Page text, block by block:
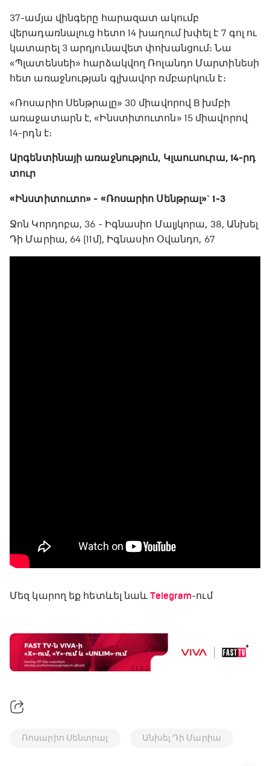
37-ամյա վինգերը հարազատ ակումբ
վերադառնալուց հետո 14 խաղում խփել է 7 գոլ ու
կատարել 3 արդյունավետ փոխանցում։ Նա
«Պլատենսեի» հարձակվող Ռոլանդո Մարտինեսի
հետ առաջնության գլխավոր ռմբարկուն է։
«Ռոսարիո Սենթրալը» 30 միավորով B խմբի
առաջատարն է, «Ինստիտուտոն» 15 միավորով
14-րդն է։
Արգենտինայի առաջնություն, Կլաուսուրա, 14-րդ
տուր
«Ինստիտուտո» - «Ռոսարիո Սենթրալ»` 1-3
Ջոն Կորդոբա, 36 - Իգնասիո Մալյկորա, 38, Անխել
Դի Մարիա, 64 (11մ), Իգնասիո Օվանդո, 67
Մեզ կարող եք հետևել նաև Telegram-ում
Ռոսարիո Սենտրալ Անխել Դի Մարիա